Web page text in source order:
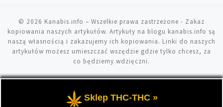
© 2026 Kanabis.info – Wszelkie prawa zastrzeżone - Zakaz
kopiowania naszych artykułów. Artykuły na blogu kanabis.info są
naszą własnością i zakazujemy ich kopiowania. Linki do naszych
artykułów możesz umieszczać wszędzie gdzie tylko chcesz, za
co będziemy wdzięczni.
Sklep THC-THC »